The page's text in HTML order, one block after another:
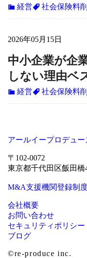
経営 社会保険料
2026年05月15日
中小企業が企
しない理由ベ
経営 社会保険料
アールイープロデュ
〒102-0072
東京都千代田区飯田
M&A支援機関登録制
会社概要
お問い合わせ
セキュリティポリシー
ブログ
©re-produce inc.